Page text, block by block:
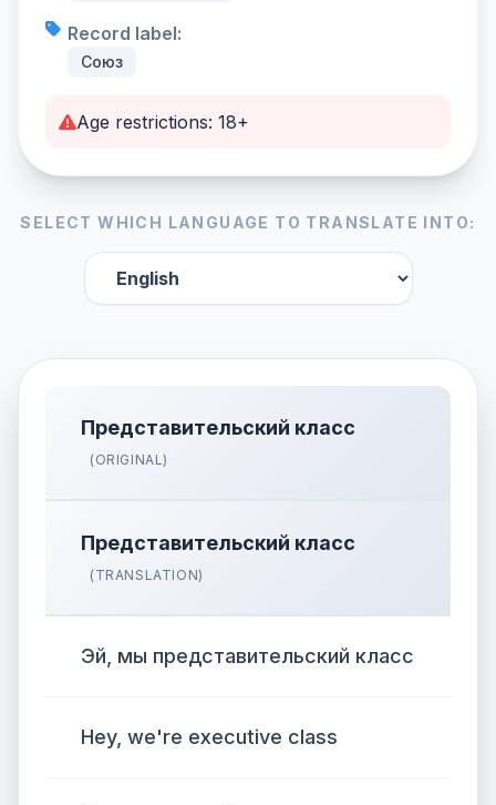
Record label:
Союз
Age restrictions: 18+
SELECT WHICH LANGUAGE TO TRANSLATE INTO:
Представительский класс
(ORIGINAL)
Представительский класс
(TRANSLATION)
Эй, мы представительский класс
Hey, we're executive class